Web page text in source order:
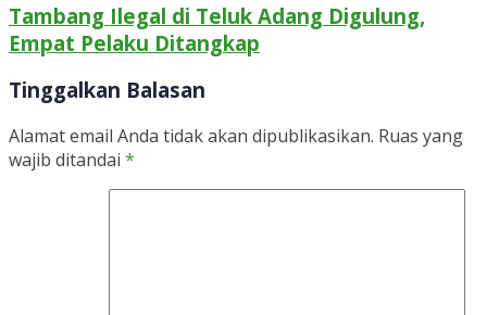
Tambang Ilegal di Teluk Adang Digulung,
Empat Pelaku Ditangkap
Tinggalkan Balasan
Alamat email Anda tidak akan dipublikasikan. Ruas yang
wajib ditandai *